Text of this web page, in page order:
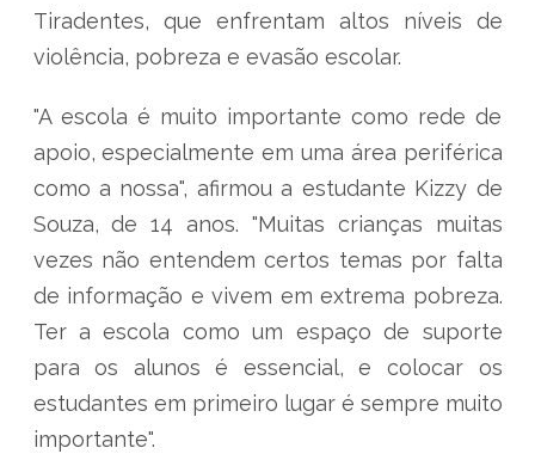
Tiradentes, que enfrentam altos níveis de
violência, pobreza e evasão escolar.
"A escola é muito importante como rede de
apoio, especialmente em uma área periférica
como a nossa", afirmou a estudante Kizzy de
Souza, de 14 anos. "Muitas crianças muitas
vezes não entendem certos temas por falta
de informação e vivem em extrema pobreza.
Ter a escola como um espaço de suporte
para os alunos é essencial, e colocar os
estudantes em primeiro lugar é sempre muito
importante".